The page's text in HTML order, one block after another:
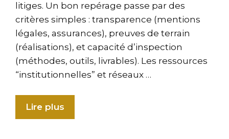
litiges. Un bon repérage passe par des
critères simples : transparence (mentions
légales, assurances), preuves de terrain
(réalisations), et capacité d’inspection
(méthodes, outils, livrables). Les ressources
“institutionnelles” et réseaux …
Lire plus